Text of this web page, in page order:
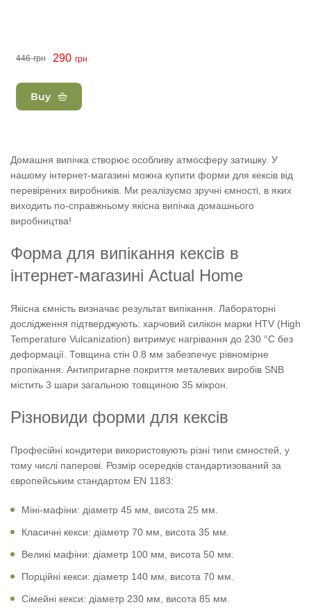
446 грн 290 грн
Buy
Домашня випічка створює особливу атмосферу затишку. У
нашому інтернет-магазині можна купити форми для кексів від
перевірених виробників. Ми реалізуємо зручні ємності, в яких
виходить по-справжньому якісна випічка домашнього
виробництва!
Форма для випікання кексів в
інтернет-магазині Actual Home
Якісна ємність визначає результат випікання. Лабораторні
дослідження підтверджують: харчовий силікон марки HTV (High
Temperature Vulcanization) витримує нагрівання до 230 °C без
деформації. Товщина стін 0.8 мм забезпечує рівномірне
пропікання. Антипригарне покриття металевих виробів SNB
містить 3 шари загальною товщиною 35 мікрон.
Різновиди форми для кексів
Професійні кондитери використовують різні типи ємностей, у
тому числі паперові. Розмір осередків стандартизований за
європейським стандартом EN 1183:
Міні-мафіни: діаметр 45 мм, висота 25 мм.
Класичні кекси: діаметр 70 мм, висота 35 мм.
Великі мафіни: діаметр 100 мм, висота 50 мм.
Порційні кекси: діаметр 140 мм, висота 70 мм.
Сімейні кекси: діаметр 230 мм, висота 85 мм.